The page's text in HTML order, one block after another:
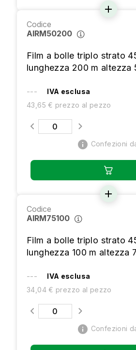
add
Codice
AIRM50200
Film a bolle triplo strato
lunghezza 200 m altezza
---
IVA esclusa
43,65 € prezzo al pezzo
info Confezioni
add
Codice
AIRM75100
Film a bolle triplo strato
lunghezza 100 m altezza
---
IVA esclusa
34,04 € prezzo al pezzo
info Confezioni da